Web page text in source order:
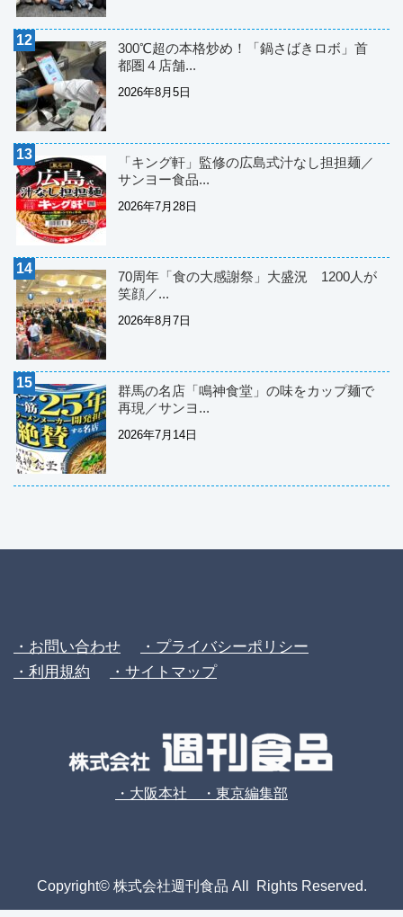
300℃超の本格炒め！「鍋さばきロボ」首
都圏４店舗...
2026年8月5日
「キング軒」監修の広島式汁なし担担麺／
サンヨー食品...
2026年7月28日
70周年「食の大感謝祭」大盛況 1200人が
笑顔／...
2026年8月7日
群馬の名店「鳴神食堂」の味をカップ麺で
再現／サンヨ...
2026年7月14日
・お問い合わせ
・プライバシーポリシー
・利用規約
・サイトマップ
・大阪本社 ・東京編集部
Copyright© 株式会社週刊食品 All Rights Reserved.